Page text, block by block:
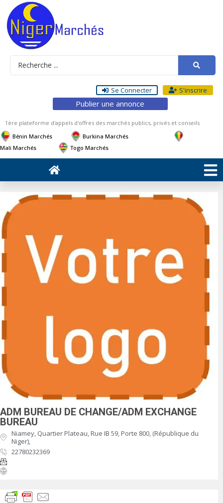
Se Connecter S'inscrire
Publier une annonce
1ère plateforme d'appels d'offres des marchés publics, privés et conseils
Bénin Marchés
Burkina Marchés
Mali Marchés
Togo Marchés
ADM BUREAU DE CHANGE/ADM EXCHANGE
BUREAU
Niamey, Quartier Plateau, Rue IB 59, Porte 800, (République du
Niger),
22780232369